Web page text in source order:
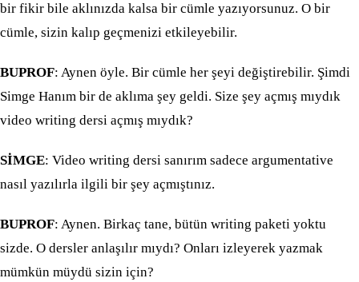
bir fikir bile aklınızda kalsa bir cümle yazıyorsunuz. O bir
cümle, sizin kalıp geçmenizi etkileyebilir.
BUPROF: Aynen öyle. Bir cümle her şeyi değiştirebilir. Şimdi
Simge Hanım bir de aklıma şey geldi. Size şey açmış mıydık
video writing dersi açmış mıydık?
SİMGE: Video writing dersi sanırım sadece argumentative
nasıl yazılırla ilgili bir şey açmıştınız.
BUPROF: Aynen. Birkaç tane, bütün writing paketi yoktu
sizde. O dersler anlaşılır mıydı? Onları izleyerek yazmak
mümkün müydü sizin için?